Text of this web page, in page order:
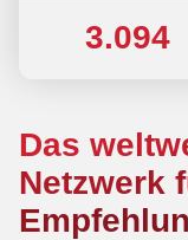
3.094
Das
Netzwerk